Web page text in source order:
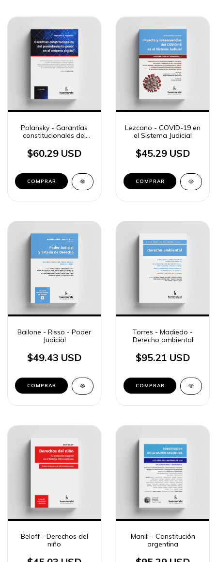
Polansky - Garantías
constitucionales del
entorno digital
$60.29 USD
COMPRAR
Lezcano - COVID-19 en
el Sistema Judicial
$45.29 USD
COMPRAR
Bailone - Risso - Poder
Judicial
$49.43 USD
COMPRAR
Torres - Madiedo -
Derecho ambiental
$95.21 USD
COMPRAR
Beloff - Derechos del
niño
Manili - Constitución
argentina